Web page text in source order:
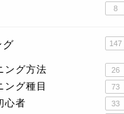
8
グ 147
ング方法 26
ング種目 73
心者 33